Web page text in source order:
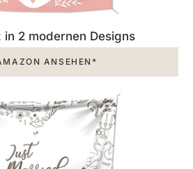
2 modernen Designs
ANSEHEN*